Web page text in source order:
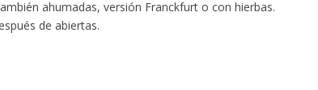
ahumadas, versión Franckfurt o con hierbas.
de abiertas.